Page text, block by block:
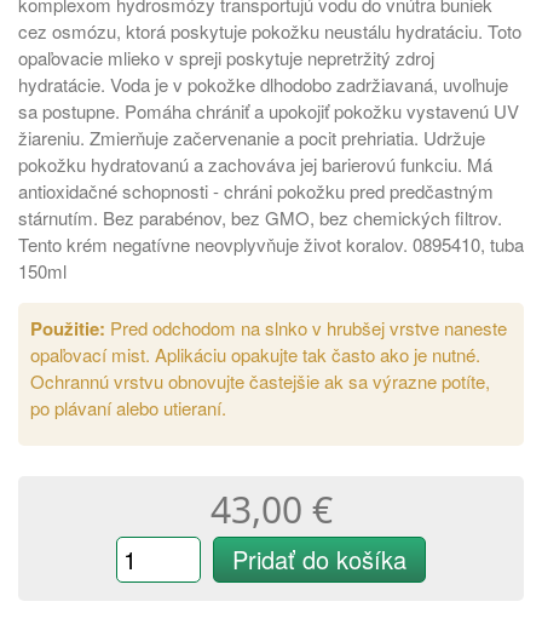
cez osmózu, ktorá poskytuje pokožku neustálu hydratáciu. Toto
opaľovacie mlieko v spreji poskytuje nepretržitý zdroj
hydratácie. Voda je v pokožke dlhodobo zadržiavaná, uvoľnuje
sa postupne. Pomáha chrániť a upokojiť pokožku vystavenú UV
žiareniu. Zmierňuje začervenanie a pocit prehriatia. Udržuje
pokožku hydratovanú a zachováva jej barierovú funkciu. Má
antioxidačné schopnosti - chráni pokožku pred predčastným
stárnutím. Bez parabénov, bez GMO, bez chemických filtrov.
Tento krém negatívne neovplyvňuje život koralov. 0895410, tuba
150ml
Použitie: Pred odchodom na slnko v hrubšej vrstve naneste
opaľovací mist. Aplikáciu opakujte tak často ako je nutné.
Ochrannú vrstvu obnovujte častejšie ak sa výrazne potíte,
po plávaní alebo utieraní.
43,00 €
Pridať do košíka